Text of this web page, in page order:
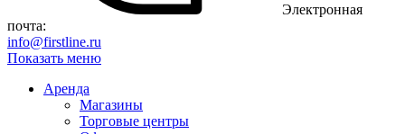
Электронная
почта:
info@firstline.ru
Показать меню
Аренда
Магазины
Торговые центры